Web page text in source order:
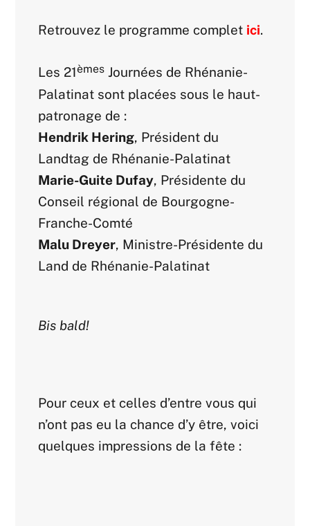
Retrouvez le programme complet ici.
Les 21èmes Journées de Rhénanie-
Palatinat sont placées sous le haut-
patronage de :
Hendrik Hering, Président du
Landtag de Rhénanie-Palatinat
Marie-Guite Dufay, Présidente du
Conseil régional de Bourgogne-
Franche-Comté
Malu Dreyer, Ministre-Présidente du
Land de Rhénanie-Palatinat
Bis bald!
Pour ceux et celles d’entre vous qui
n’ont pas eu la chance d’y être, voici
quelques impressions de la fête :